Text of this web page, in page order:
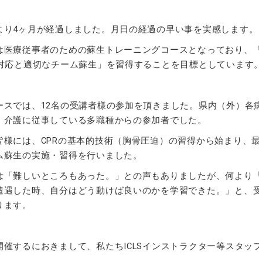
り4ヶ月が経過しました。月日の経過の早い事を実感します。
医療従事者のための蘇生トレーニングコースとなっており、
応と適切なチーム蘇生」を習得することを目標としています。
スでは、12名の受講者様の参加を頂きました。県内（外）各
介護に従事している多職種からの参加者でした。
様には、CPRの基本的技術（胸骨圧迫）の習得から始まり、
蘇生の実施・習得を行いました。
「難しいところもあった。」との声もありましたが、何より
遇した時、自分はどう動けば良いのかを学習できた。」と、
す。
催するにおきまして、私たちICLSインストラクター等スタッ